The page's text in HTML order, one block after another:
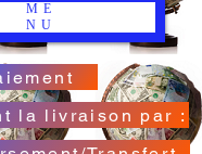
ME
NU
la livraison par :